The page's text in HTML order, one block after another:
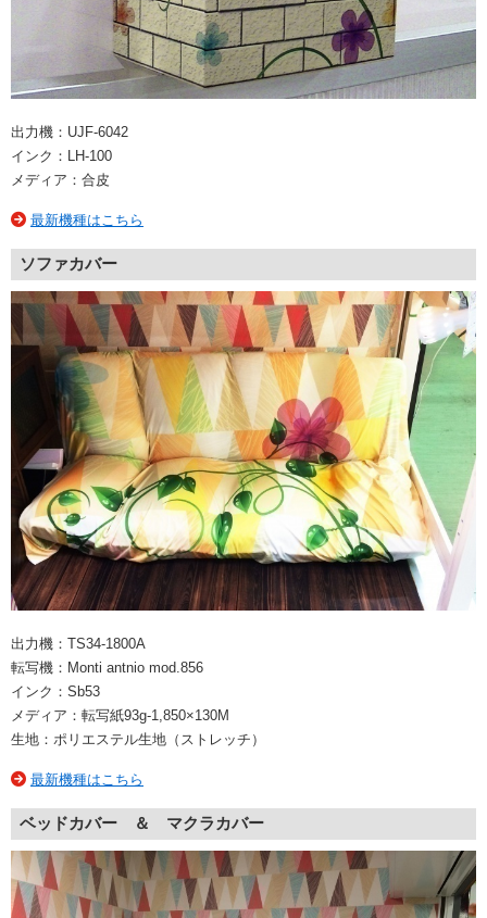
出力機：UJF-6042
インク：LH-100
メディア：合皮
最新機種はこちら
ソファカバー
出力機：TS34-1800A
転写機：Monti antnio mod.856
インク：Sb53
メディア：転写紙93g-1,850×130M
生地：ポリエステル生地（ストレッチ）
最新機種はこちら
ベッドカバー ＆ マクラカバー